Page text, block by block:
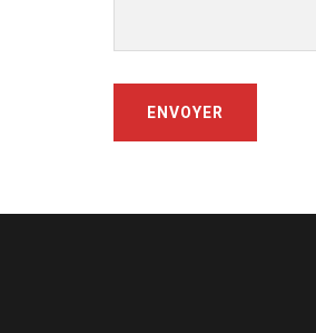
ENVOYER